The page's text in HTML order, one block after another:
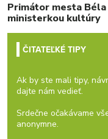
Primátor mesta
ministerkou kultúry
ČITATEĽKÉ TIPY
Ak by ste mali tipy,
dajte nám vedieť.
Srdečne očakávame
anonymne.